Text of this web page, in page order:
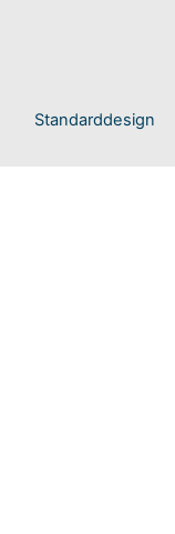
Standarddesign